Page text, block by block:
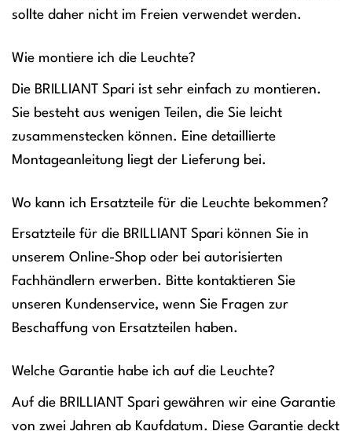
sollte daher nicht im Freien verwendet werden.
Wie montiere ich die Leuchte?
Die BRILLIANT Spari ist sehr einfach zu montieren.
Sie besteht aus wenigen Teilen, die Sie leicht
zusammenstecken können. Eine detaillierte
Montageanleitung liegt der Lieferung bei.
Wo kann ich Ersatzteile für die Leuchte bekommen?
Ersatzteile für die BRILLIANT Spari können Sie in
unserem Online-Shop oder bei autorisierten
Fachhändlern erwerben. Bitte kontaktieren Sie
unseren Kundenservice, wenn Sie Fragen zur
Beschaffung von Ersatzteilen haben.
Welche Garantie habe ich auf die Leuchte?
Auf die BRILLIANT Spari gewähren wir eine Garantie
von zwei Jahren ab Kaufdatum. Diese Garantie deckt